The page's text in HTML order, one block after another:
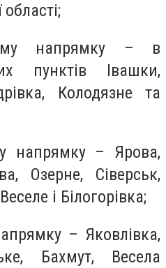
напрямку – в
пунктів Івашки,
Колодязне та
напрямку – Ярова,
Озерне, Сіверськ,
і Білогорівка;
– Яковлівка,
Бахмут, Весела